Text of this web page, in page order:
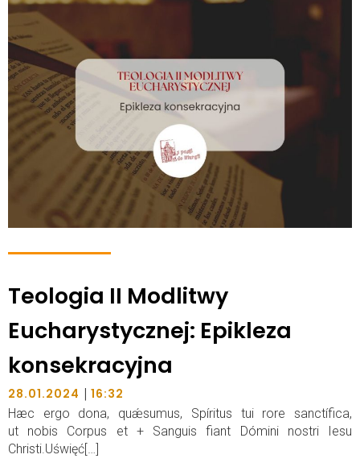
Teologia II Modlitwy
Eucharystycznej: Epikleza
konsekracyjna
28.01.2024 | 16:32
Hæc ergo dona, quǽsumus, Spíritus tui rore sanctífica,
ut nobis Corpus et + Sanguis fiant Dómini nostri Iesu
Christi.Uświęć[…]